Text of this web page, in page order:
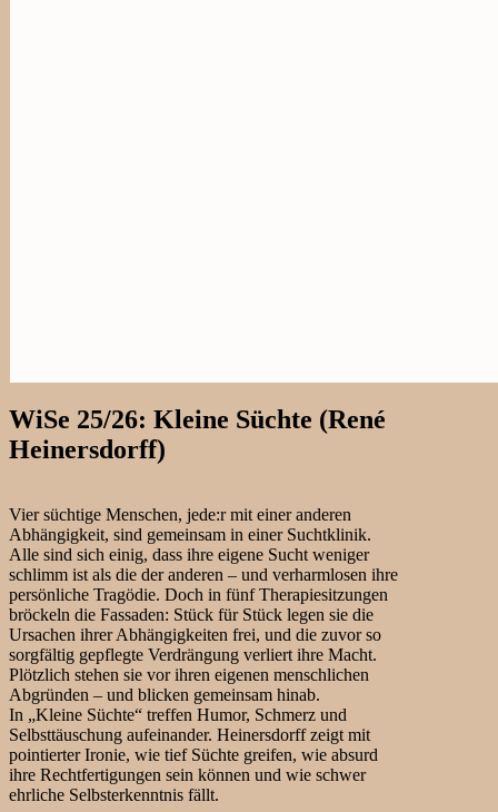
WiSe 25/26: Kleine Süchte (René
Heinersdorff)
Vier süchtige Menschen, jede:r mit einer anderen
Abhängigkeit, sind gemeinsam in einer Suchtklinik.
Alle sind sich einig, dass ihre eigene Sucht weniger
schlimm ist als die der anderen – und verharmlosen ihre
persönliche Tragödie. Doch in fünf Therapiesitzungen
bröckeln die Fassaden: Stück für Stück legen sie die
Ursachen ihrer Abhängigkeiten frei, und die zuvor so
sorgfältig gepflegte Verdrängung verliert ihre Macht.
Plötzlich stehen sie vor ihren eigenen menschlichen
Abgründen – und blicken gemeinsam hinab.
In „Kleine Süchte“ treffen Humor, Schmerz und
Selbsttäuschung aufeinander. Heinersdorff zeigt mit
pointierter Ironie, wie tief Süchte greifen, wie absurd
ihre Rechtfertigungen sein können und wie schwer
ehrliche Selbsterkenntnis fällt.